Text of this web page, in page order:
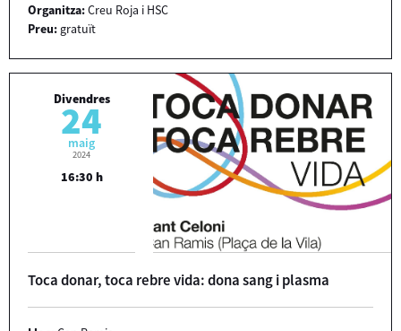
Organitza:Creu Roja i HSC
Preu: gratuït
Divendres
24
maig
2024
16:30 h
Toca donar, toca rebre vida: dona sang i plasma